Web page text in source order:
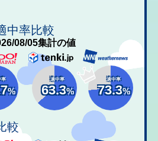
中率比較
08/05集計の値
率
%
適中率
63.3%
適中率
73.3%
較